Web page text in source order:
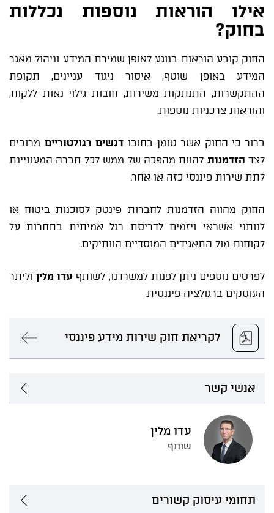
אילו הוראות נוספות נכללות
בחוק?
החוק קובע הוראות בנוגע לאופן שמירת המידע וניהול מאגר
המידע באופן שוטף, איסור ניגוד עניינים, תקופת
ההתקשרות, התנתקות משירות, חובות גילוי נאות ללקוח,
והוראות צרכניות נוספות.
ברור כי החוק אשר טומן בחובו דגשים רגולטוריים מרובים
לצד הזדמנות להוות מהפכה של ממש לכל חברה המעוניינת
לתת שירות פיננסי כזה או אחר.
החוק מהווה הזדמנות לחברות פינטק לסוכנות ביטוח או
לנותני אשראי ויזמים לדריסת רגל אמיתית בתחרות על
לקוחות מול התאגידים המוסדיים הוותיקים.
לפרטים נוספים ניתן לפנות למשרדנו, לשותף עדו מליןוליתר
העוסקים ברגולציה פיננסית.
לקריאת חוק שירות מידע פיננסי
אנשי קשר
עדו מלין
שותף
תחומי עיסוק קשורים